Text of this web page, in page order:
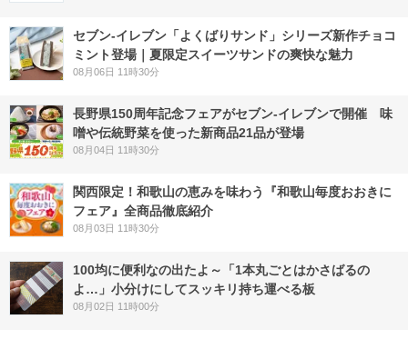
セブン‐イレブン「よくばりサンド」シリーズ新作チョコ
ミント登場｜夏限定スイーツサンドの爽快な魅力
08月06日 11時30分
長野県150周年記念フェアがセブン-イレブンで開催 味
噌や伝統野菜を使った新商品21品が登場
08月04日 11時30分
関西限定！和歌山の恵みを味わう『和歌山毎度おおきに
フェア』全商品徹底紹介
08月03日 11時30分
100均に便利なの出たよ～「1本丸ごとはかさばるの
よ…」小分けにしてスッキリ持ち運べる板
08月02日 11時00分